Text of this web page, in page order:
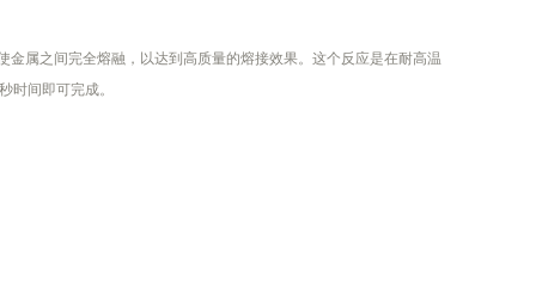
属之间完全熔融，以达到高质量的熔接效果。这个反应是在耐高温
时间即可完成。